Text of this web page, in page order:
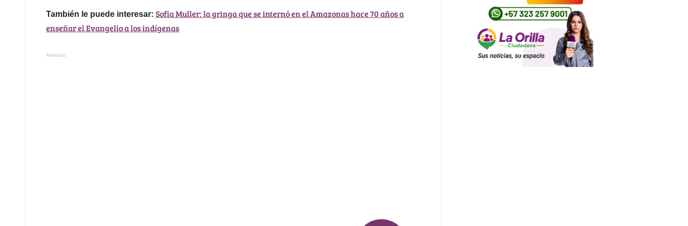
También le puede interesar: Sofia Muller: la gringa que se internó en el Amazonas hace 70 años a
enseñar el Evangelio a los indígenas
Anuncios.